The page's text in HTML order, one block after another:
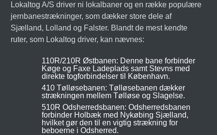
Lokaltog A/S driver ni lokalbaner og en række populære
jernbanestrækninger, som dækker store dele af
Sjælland, Lolland og Falster. Blandt de mest kendte
ruter, som Lokaltog driver, kan nævnes:
110R/210R Østbanen: Denne bane forbinder
Køge og Faxe Ladeplads samt Stevns med
direkte togforbindelser til København.
410 Tølløsebanen: Tølløsebanen dækker
strækningen mellem Tølløse og Slagelse.
510R Odsherredsbanen: Odsherredsbanen
forbinder Holbæk med Nykøbing Sjælland,
hvilket gør den til en vigtig strækning for
beboerne i Odsherred.